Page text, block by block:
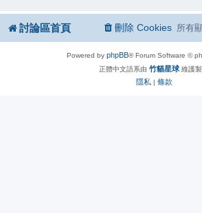
討論區首頁 所有
刪除 Cookies
Powered by phpBB® Forum Software ©
正體中文語系由 竹貓星球 維護
隱私 | 條款